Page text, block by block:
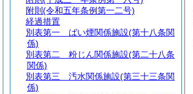
附則 (令和五年条例第一二号)
経過措置
別表第一 ばい煙関係施設(第十八条関
係)
別表第二
粉じん関係施設(第二十八条
関係)
別表第三 汚水関係施設(第三十三条関
係)